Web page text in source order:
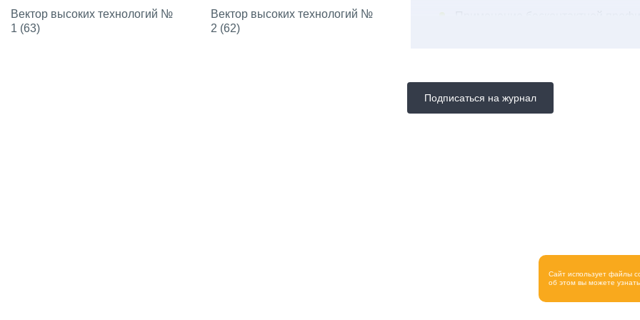
Вектор высоких технологий №
1 (63)
Вектор высоких технологий №
2 (62)
Подписаться на журнал
Сайт использует файлы
об этом вы можете